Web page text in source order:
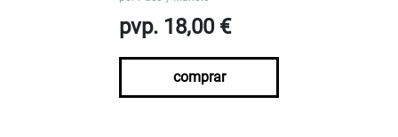
pvp. 18,00 €
comprar